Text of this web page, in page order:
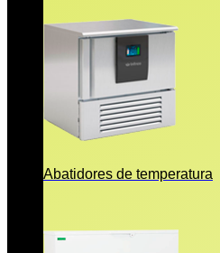
Abatidores de temperatura